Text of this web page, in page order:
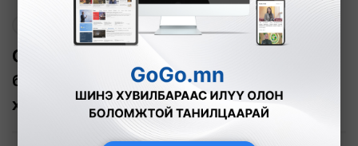
CNN: Интернэтийг байлдан дагуулж
буй Монгол тамирчдын олимпын
хувцас